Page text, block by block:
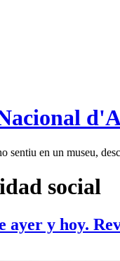
sentiu en un museu,
social
ayer y hoy.